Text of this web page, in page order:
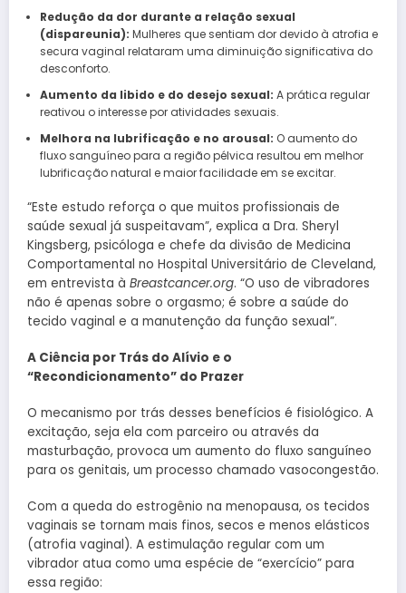
Redução da dor durante a relação sexual
(dispareunia): Mulheres que sentiam dor devido à atrofia e
secura vaginal relataram uma diminuição significativa do
desconforto.
Aumento da libido e do desejo sexual: A prática regular
reativou o interesse por atividades sexuais.
Melhora na lubrificação e no arousal: O aumento do
fluxo sanguíneo para a região pélvica resultou em melhor
lubrificação natural e maior facilidade em se excitar.
“Este estudo reforça o que muitos profissionais de
saúde sexual já suspeitavam”, explica a Dra. Sheryl
Kingsberg, psicóloga e chefe da divisão de Medicina
Comportamental no Hospital Universitário de Cleveland,
em entrevista à Breastcancer.org. “O uso de vibradores
não é apenas sobre o orgasmo; é sobre a saúde do
tecido vaginal e a manutenção da função sexual”.
A Ciência por Trás do Alívio e o
“Recondicionamento” do Prazer
O mecanismo por trás desses benefícios é fisiológico. A
excitação, seja ela com parceiro ou através da
masturbação, provoca um aumento do fluxo sanguíneo
para os genitais, um processo chamado vasocongestão.
Com a queda do estrogênio na menopausa, os tecidos
vaginais se tornam mais finos, secos e menos elásticos
(atrofia vaginal). A estimulação regular com um
vibrador atua como uma espécie de “exercício” para
essa região: